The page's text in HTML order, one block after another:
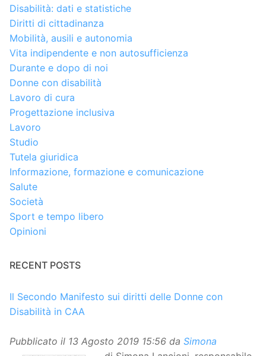
Disabilità: dati e statistiche
Diritti di cittadinanza
Mobilità, ausili e autonomia
Vita indipendente e non autosufficienza
Durante e dopo di noi
Donne con disabilità
Lavoro di cura
Progettazione inclusiva
Lavoro
Studio
Tutela giuridica
Informazione, formazione e comunicazione
Salute
Società
Sport e tempo libero
Opinioni
RECENT POSTS
Il Secondo Manifesto sui diritti delle Donne con
Disabilità in CAA
Pubblicato il 13 Agosto 2019 15:56 da Simona